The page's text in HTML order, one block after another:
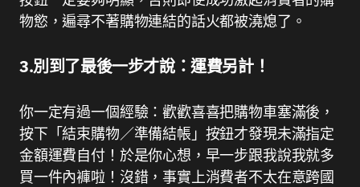
物慾，遍尋不著購物連結的話火都被澆熄了。
3.別到了最後一步才說：運費另計！
你一定有過一個經驗：歡歡喜喜把購物車塞滿後，
按下「結束購物／準備結帳」按鈕才發現未滿指定
金額運費自付！於是你心想，早一步跟我說我就多
買一件內褲啦！沒錯，事實上消費者不太在意跨國